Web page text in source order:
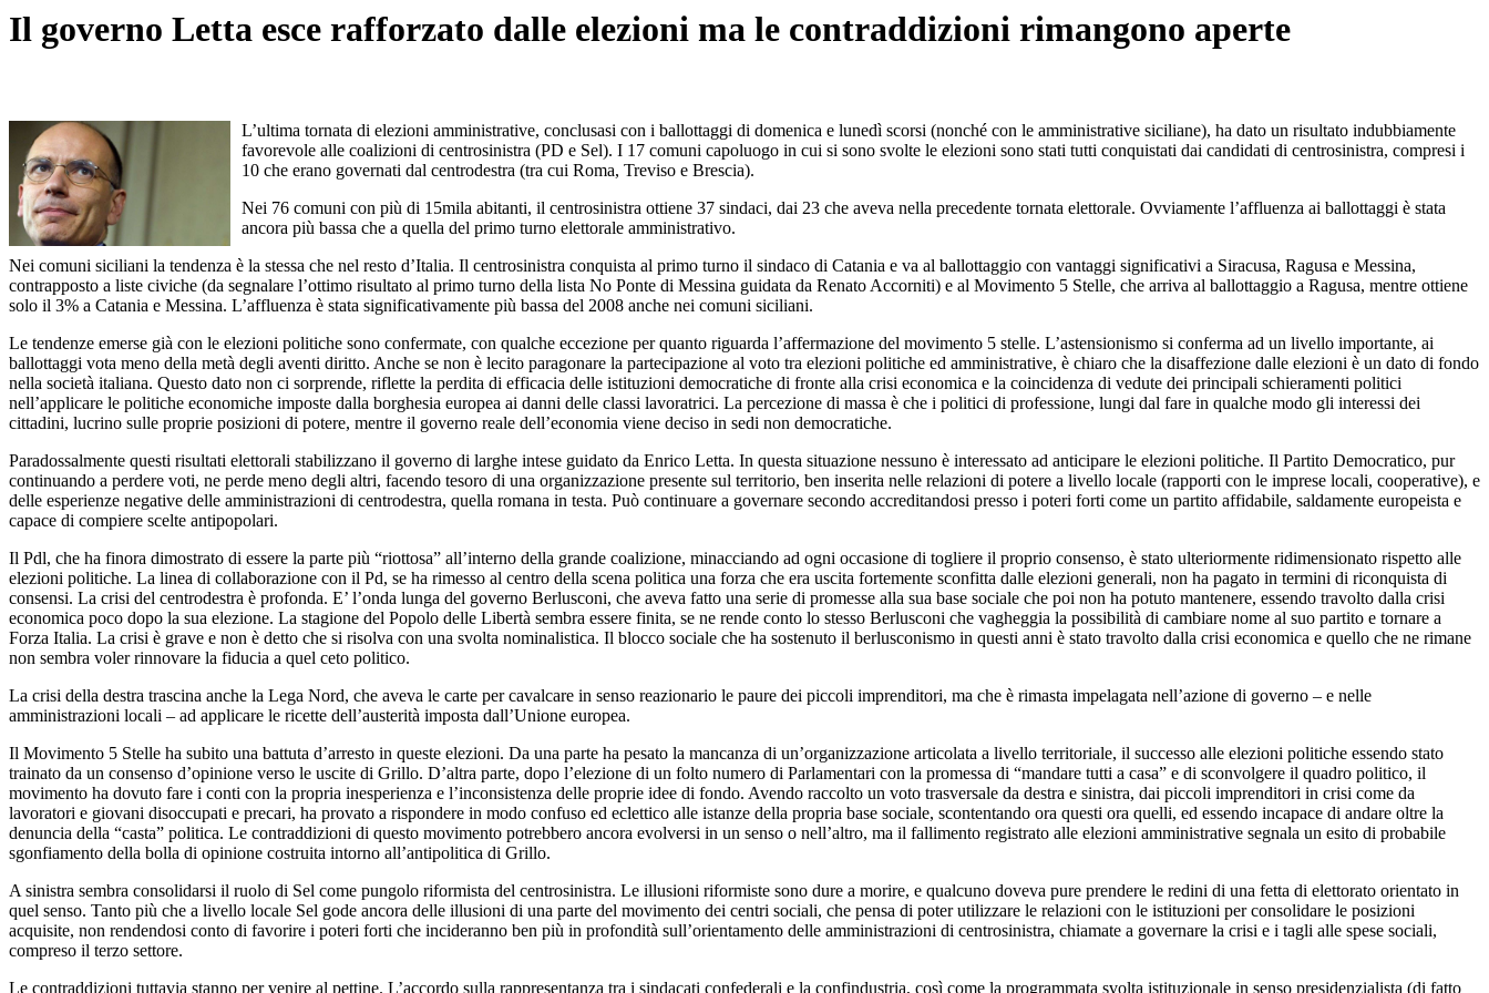
Il governo Letta esce rafforzato dalle elezioni ma le contraddizioni rimangono aperte
L’ultima tornata di elezioni amministrative, conclusasi con i ballottaggi di domenica e lunedì scorsi (nonché con le amministrative siciliane), ha dato un risultato indubbiamente
favorevole alle coalizioni di centrosinistra (PD e Sel). I 17 comuni capoluogo in cui si sono svolte le elezioni sono stati tutti conquistati dai candidati di centrosinistra, compresi i
10 che erano governati dal centrodestra (tra cui Roma, Treviso e Brescia).
Nei 76 comuni con più di 15mila abitanti, il centrosinistra ottiene 37 sindaci, dai 23 che aveva nella precedente tornata elettorale. Ovviamente l’affluenza ai ballottaggi è stata
ancora più bassa che a quella del primo turno elettorale amministrativo.
Nei comuni siciliani la tendenza è la stessa che nel resto d’Italia. Il centrosinistra conquista al primo turno il sindaco di Catania e va al ballottaggio con vantaggi significativi a Siracusa, Ragusa e Messina,
contrapposto a liste civiche (da segnalare l’ottimo risultato al primo turno della lista No Ponte di Messina guidata da Renato Accorniti) e al Movimento 5 Stelle, che arriva al ballottaggio a Ragusa, mentre ottiene
solo il 3% a Catania e Messina. L’affluenza è stata significativamente più bassa del 2008 anche nei comuni siciliani.
Le tendenze emerse già con le elezioni politiche sono confermate, con qualche eccezione per quanto riguarda l’affermazione del movimento 5 stelle. L’astensionismo si conferma ad un livello importante, ai
ballottaggi vota meno della metà degli aventi diritto. Anche se non è lecito paragonare la partecipazione al voto tra elezioni politiche ed amministrative, è chiaro che la disaffezione dalle elezioni è un dato di fondo
nella società italiana. Questo dato non ci sorprende, riflette la perdita di efficacia delle istituzioni democratiche di fronte alla crisi economica e la coincidenza di vedute dei principali schieramenti politici
nell’applicare le politiche economiche imposte dalla borghesia europea ai danni delle classi lavoratrici. La percezione di massa è che i politici di professione, lungi dal fare in qualche modo gli interessi dei
cittadini, lucrino sulle proprie posizioni di potere, mentre il governo reale dell’economia viene deciso in sedi non democratiche.
Paradossalmente questi risultati elettorali stabilizzano il governo di larghe intese guidato da Enrico Letta. In questa situazione nessuno è interessato ad anticipare le elezioni politiche. Il Partito Democratico, pur
continuando a perdere voti, ne perde meno degli altri, facendo tesoro di una organizzazione presente sul territorio, ben inserita nelle relazioni di potere a livello locale (rapporti con le imprese locali, cooperative), e
delle esperienze negative delle amministrazioni di centrodestra, quella romana in testa. Può continuare a governare secondo accreditandosi presso i poteri forti come un partito affidabile, saldamente europeista e
capace di compiere scelte antipopolari.
Il Pdl, che ha finora dimostrato di essere la parte più “riottosa” all’interno della grande coalizione, minacciando ad ogni occasione di togliere il proprio consenso, è stato ulteriormente ridimensionato rispetto alle
elezioni politiche. La linea di collaborazione con il Pd, se ha rimesso al centro della scena politica una forza che era uscita fortemente sconfitta dalle elezioni generali, non ha pagato in termini di riconquista di
consensi. La crisi del centrodestra è profonda. E’ l’onda lunga del governo Berlusconi, che aveva fatto una serie di promesse alla sua base sociale che poi non ha potuto mantenere, essendo travolto dalla crisi
economica poco dopo la sua elezione. La stagione del Popolo delle Libertà sembra essere finita, se ne rende conto lo stesso Berlusconi che vagheggia la possibilità di cambiare nome al suo partito e tornare a
Forza Italia. La crisi è grave e non è detto che si risolva con una svolta nominalistica. Il blocco sociale che ha sostenuto il berlusconismo in questi anni è stato travolto dalla crisi economica e quello che ne rimane
non sembra voler rinnovare la fiducia a quel ceto politico.
La crisi della destra trascina anche la Lega Nord, che aveva le carte per cavalcare in senso reazionario le paure dei piccoli imprenditori, ma che è rimasta impelagata nell’azione di governo – e nelle
amministrazioni locali – ad applicare le ricette dell’austerità imposta dall’Unione europea.
Il Movimento 5 Stelle ha subito una battuta d’arresto in queste elezioni. Da una parte ha pesato la mancanza di un’organizzazione articolata a livello territoriale, il successo alle elezioni politiche essendo stato
trainato da un consenso d’opinione verso le uscite di Grillo. D’altra parte, dopo l’elezione di un folto numero di Parlamentari con la promessa di “mandare tutti a casa” e di sconvolgere il quadro politico, il
movimento ha dovuto fare i conti con la propria inesperienza e l’inconsistenza delle proprie idee di fondo. Avendo raccolto un voto trasversale da destra e sinistra, dai piccoli imprenditori in crisi come da
lavoratori e giovani disoccupati e precari, ha provato a rispondere in modo confuso ed eclettico alle istanze della propria base sociale, scontentando ora questi ora quelli, ed essendo incapace di andare oltre la
denuncia della “casta” politica. Le contraddizioni di questo movimento potrebbero ancora evolversi in un senso o nell’altro, ma il fallimento registrato alle elezioni amministrative segnala un esito di probabile
sgonfiamento della bolla di opinione costruita intorno all’antipolitica di Grillo.
A sinistra sembra consolidarsi il ruolo di Sel come pungolo riformista del centrosinistra. Le illusioni riformiste sono dure a morire, e qualcuno doveva pure prendere le redini di una fetta di elettorato orientato in
quel senso. Tanto più che a livello locale Sel gode ancora delle illusioni di una parte del movimento dei centri sociali, che pensa di poter utilizzare le relazioni con le istituzioni per consolidare le posizioni
acquisite, non rendendosi conto di favorire i poteri forti che incideranno ben più in profondità sull’orientamento delle amministrazioni di centrosinistra, chiamate a governare la crisi e i tagli alle spese sociali,
compreso il terzo settore.
Le contraddizioni tuttavia stanno per venire al pettine. L’accordo sulla rappresentanza tra i sindacati confederali e la confindustria, così come la programmata svolta istituzionale in senso presidenzialista (di fatto